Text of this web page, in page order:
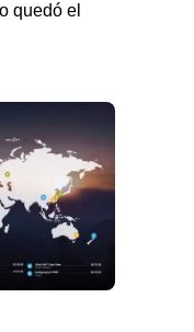
quedó el